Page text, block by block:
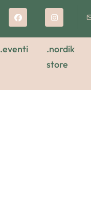
.eventi
.nordik
store